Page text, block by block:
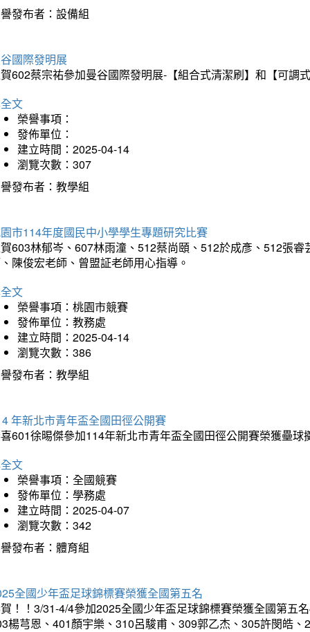
發布者：設備組
國際發明展
602蔡宗祐參加曼谷國際發明展-【組合式清潔刷】和【可調
文
榮譽事項：
發佈單位：
建立時間：2025-04-14
瀏覽次數：307
發布者：教學組
市114年度國民中小學學生專題研究比賽
603林郁岑、607林雨潼、512蔡尚頤、512於成彥、512張
陳俊宏老師、曾盟証老師用心指導。
文
榮譽事項：桃園市競賽
發佈單位：教務處
建立時間：2025-04-14
瀏覽次數：386
發布者：教學組
年新北市青年盃全國田徑公開賽
601徐晹傑參加114年新北市青年盃全國田徑公開賽榮獲壘
文
榮譽事項：全國競賽
發佈單位：學務處
建立時間：2025-04-07
瀏覽次數：342
發布者：體育組
全國少年盃足球錦標賽榮獲全國第五名
！！3/31-4/4參加2025全國少年盃足球錦標賽榮獲全國第五
楊芎恩、401顏宇樂、310呂駿甫、309郭乙杰、305許閔皓